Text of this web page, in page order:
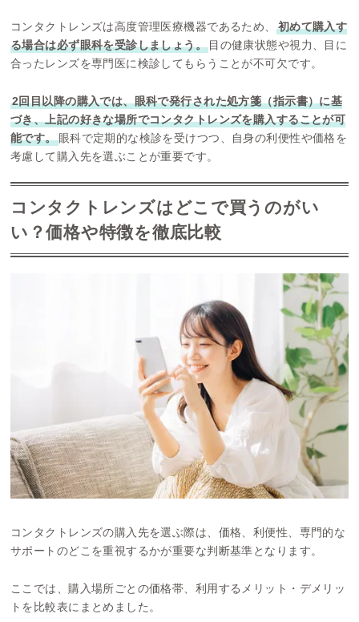
コンタクトレンズは高度管理医療機器であるため、
初めて購入す
る場合は必ず眼科を受診しましょう。 目の健康状態や視力、目に
合ったレンズを専門医に検診してもらうことが不可欠です。
2回目以降の購入では、眼科で発行された処方箋（指示書）に基
づき、上記の好きな場所でコンタクトレンズを購入することが可
能です。眼科で定期的な検診を受けつつ、自身の利便性や価格を
考慮して購入先を選ぶことが重要です。
コンタクトレンズはどこで買うのがい
い？価格や特徴を徹底比較
コンタクトレンズの購入先を選ぶ際は、価格、利便性、専門的な
サポートのどこを重視するかが重要な判断基準となります。
ここでは、購入場所ごとの価格帯、利用するメリット・デメリッ
トを比較表にまとめました。